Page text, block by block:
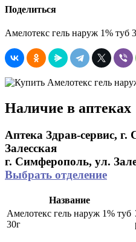
Поделиться
Амелотекс гель наруж 1% туб
Наличие в аптеках
Аптека Здрав-сервис,
Залесская
г. Симферополь, ул.
Выбрать отделение
Название
Амелотекс гель наруж 1% туб
30г